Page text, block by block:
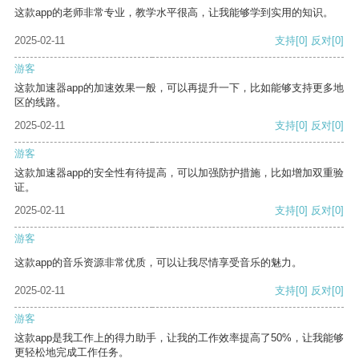
这款app的老师非常专业，教学水平很高，让我能够学到实用的知识。
2025-02-11 支持[0] 反对[0]
游客
这款加速器app的加速效果一般，可以再提升一下，比如能够支持更多地
区的线路。
2025-02-11
支持[0] 反对[0]
游客
这款加速器app的安全性有待提高，可以加强防护措施，比如增加双重验
证。
2025-02-11
支持[0] 反对[0]
游客
这款app的音乐资源非常优质，可以让我尽情享受音乐的魅力。
2025-02-11 支持[0] 反对[0]
游客
这款app是我工作上的得力助手，让我的工作效率提高了50%，让我能够
更轻松地完成工作任务。